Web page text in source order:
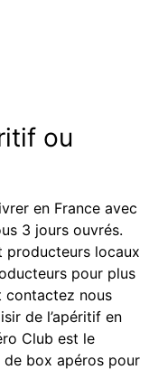
ou
en France avec
3 jours ouvrés.
producteurs locaux
pour plus
contactez nous
de l’apéritif en
Club est le
box apéros pour